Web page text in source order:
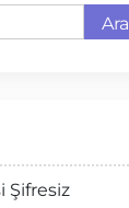
Ara
Şifresiz